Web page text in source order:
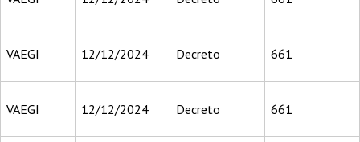
VAEGI 12/12/2024 Decreto 661
VAEGI 12/12/2024 Decreto 661